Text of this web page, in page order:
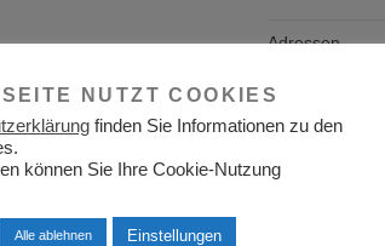
Adressen
Aktuelles
Allgemein
Arbeitgeber
NUTZT COOKIES
finden Sie Informationen zu den
können Sie Ihre Cookie-Nutzung
Alle ablehnen Einstellungen